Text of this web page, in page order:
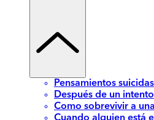
Pensamientos suicidas
Después de un intento
Como sobrevivir a